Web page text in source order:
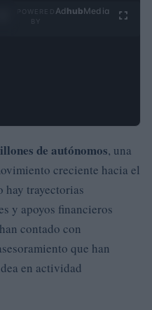
Ad hubMedia
de autónomos, una
creciente hacia el
hay trayectorias
y apoyos financieros
contado con
que han
en actividad